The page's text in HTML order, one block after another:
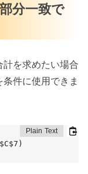
分一致で
計を求めたい場合
件に使用できま